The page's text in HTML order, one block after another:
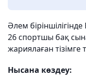
Әлем
26 спортшы бақ
жариялаған тізімге
Нысана көздеу: